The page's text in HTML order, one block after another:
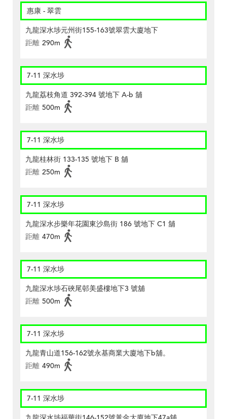
惠康 - 翠雲
九龍深水埗元州街155-163號翠雲大廈地下
距離 290m
7-11 深水埗
九龍荔枝角道 392-394 號地下 A-b 舖
距離 500m
7-11 深水埗
九龍桂林街 133-135 號地下 B 舖
距離 250m
7-11 深水埗
九龍深水步樂年花園東沙島街 186 號地下 C1 舖
距離 470m
7-11 深水埗
九龍深水埗石硤尾邨美盛樓地下3 號舖
距離 500m
7-11 深水埗
九龍青山道156-162號永基商業大廈地下b舖。
距離 490m
7-11 深水埗